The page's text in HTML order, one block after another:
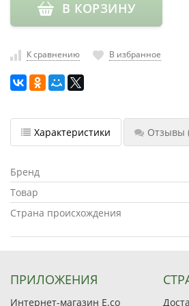
насадки
Хранение
инструмента
РАСПРОДАЖА
В КОРЗИНУ
К сравнению В избранное
Характеристики Отзывы
Бренд
Товар
Страна происхождения
ПРИЛОЖЕНИЯ
Интернет-магазин E.co